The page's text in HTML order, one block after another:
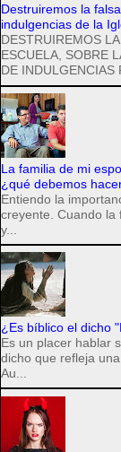
Destruiremos la
indulgencias de la
DESTRUIREMOS
ESCUELA, SOBRE
DE INDULGENCIAS
La familia de mi
¿qué debemos
Entiendo la
creyente. Cuando la
y...
¿Es bíblico el dicho
Es un placer hablar
dicho que refleja
Au...